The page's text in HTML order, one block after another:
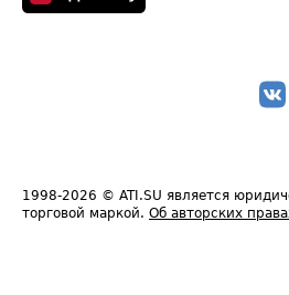
1998-2026 © ATI.SU является
торговой маркой. Об авторских